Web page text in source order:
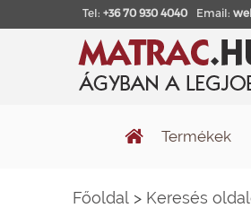
Tel: +36 70 930 4040 Email:
Termékek
Főoldal > Keresés